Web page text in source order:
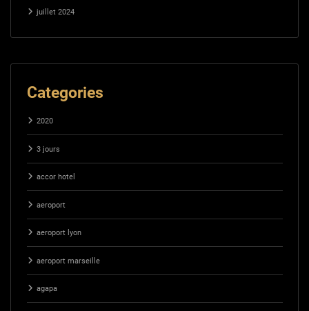
juillet 2024
Categories
2020
3 jours
accor hotel
aeroport
aeroport lyon
aeroport marseille
agapa